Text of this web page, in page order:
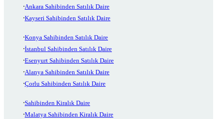
Ankara Sahibinden Satılık Daire
Kayseri Sahibinden Satılık Daire
Konya Sahibinden Satılık Daire
İstanbul Sahibinden Satılık Daire
Esenyurt Sahibinden Satılık Daire
Alanya Sahibinden Satılık Daire
Çorlu Sahibinden Satılık Daire
Sahibinden Kiralık Daire
Malatya Sahibinden Kiralık Daire